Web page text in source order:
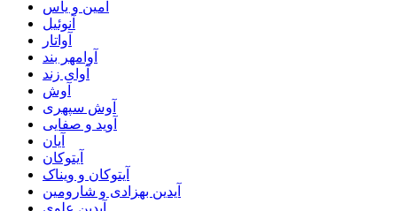
آمین و یاس
آنوئیل
آواتار
آوامهر بند
آوای زند
آوش
آوش سپهری
آوید و صفایی
آیان
آیتوکان
آیتوکان و ویناک
آیدین بهزادی و شارومین